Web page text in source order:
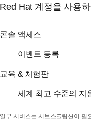
Red Hat 계정을 사용
콘솔 액세스
이벤트 등록
교육 & 체험판
세계 최고 수준의 지
일부 서비스는 서브스크립션이 필